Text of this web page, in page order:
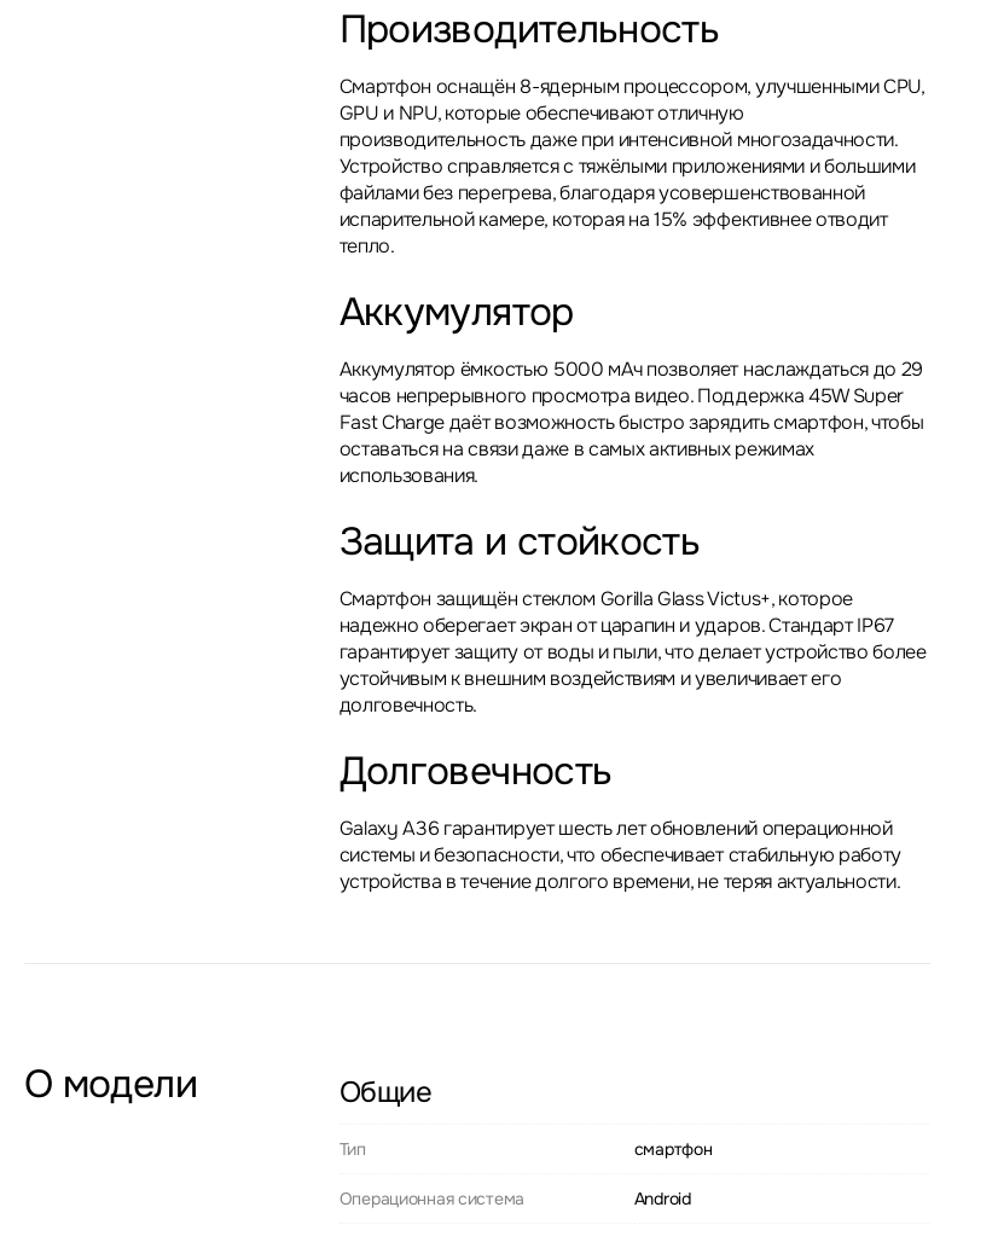
Производительность
Смартфон оснащён 8-ядерным процессором, улучшенными CPU,
GPU и NPU, которые обеспечивают отличную
производительность даже при интенсивной многозадачности.
Устройство справляется с тяжёлыми приложениями и большими
файлами без перегрева, благодаря усовершенствованной
испарительной камере, которая на 15% эффективнее отводит
тепло.
Аккумулятор
Аккумулятор ёмкостью 5000 мАч позволяет наслаждаться до 29
часов непрерывного просмотра видео. Поддержка 45W Super
Fast Charge даёт возможность быстро зарядить смартфон, чтобы
оставаться на связи даже в самых активных режимах
использования.
Защита и стойкость
Смартфон защищён стеклом Gorilla Glass Victus+, которое
надежно оберегает экран от царапин и ударов. Стандарт IP67
гарантирует защиту от воды и пыли, что делает устройство более
устойчивым к внешним воздействиям и увеличивает его
долговечность.
Долговечность
Galaxy A36 гарантирует шесть лет обновлений операционной
системы и безопасности, что обеспечивает стабильную работу
устройства в течение долгого времени, не теряя актуальности.
О модели Общие
Тип смартфон
Операционная система Android